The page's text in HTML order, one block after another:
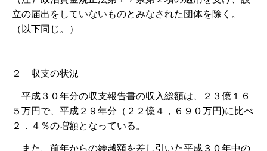
立の届出をしていないものとみなされた団体を除く。
（以下同じ。）
２ 収支の状況
平成３０年分の収支報告書の収入総額は、２３億１６
５万円で、平成２９年分（２２億４，６９０万円)に比べ
２．４％の増額となっている。
また、前年からの繰越額を差し引いた平成３０年中の